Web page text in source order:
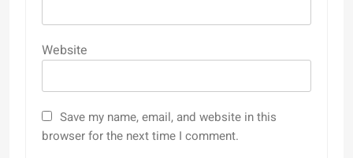
Website
Save my name, email, and website in this
browser for the next time I comment.